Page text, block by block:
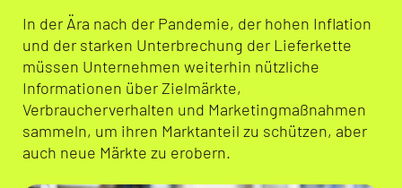
In der Ära nach der Pandemie, der hohen Inflation
und der starken Unterbrechung der Lieferkette
müssen Unternehmen weiterhin nützliche
Informationen über Zielmärkte,
Verbraucherverhalten und Marketingmaßnahmen
sammeln, um ihren Marktanteil zu schützen, aber
auch neue Märkte zu erobern.